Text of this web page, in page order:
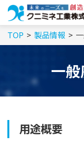
TOP 製品情報
一
用途概要